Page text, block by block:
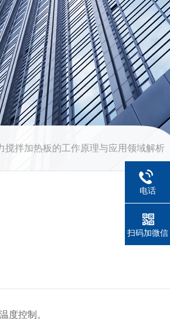
搅拌加热板的工作原理与应用领域解析
度控制。
电话
扫码加微信